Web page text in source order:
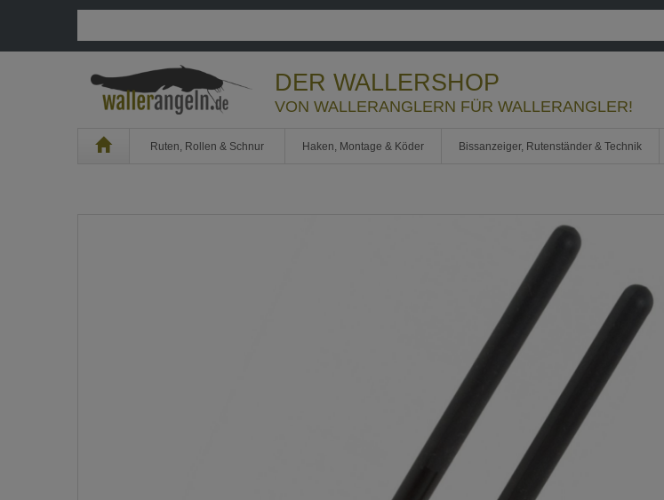
DER WALLERSHOP
VON WALLERANGLERN FÜR WALLERANGLER!
Home Ruten, Rollen & Schnur Haken, Montage & Köder Bissanzeiger, Rutenständer & Technik